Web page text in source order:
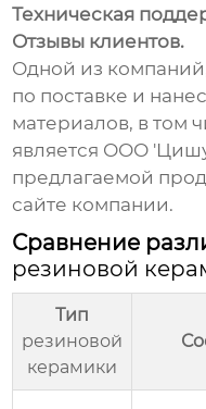
Техническая
Отзывы клиентов.
Одной из
по поставке и
материалов, в том
является ООО
предлагаемой
сайте компании.
Сравнение
резиновой
Тип
резиновой
керамики